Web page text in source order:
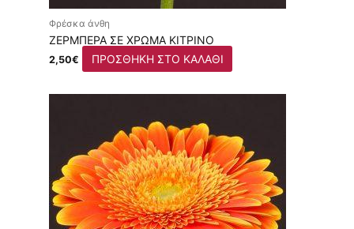
Φρέσκα άνθη
ΖΈΡΜΠΕΡΑ ΣΕ ΧΡΏΜΑ ΚΊΤΡΙΝΟ
2,50€ ΠΡΟΣΘΉΚΗ ΣΤΟ ΚΑΛΆΘΙ